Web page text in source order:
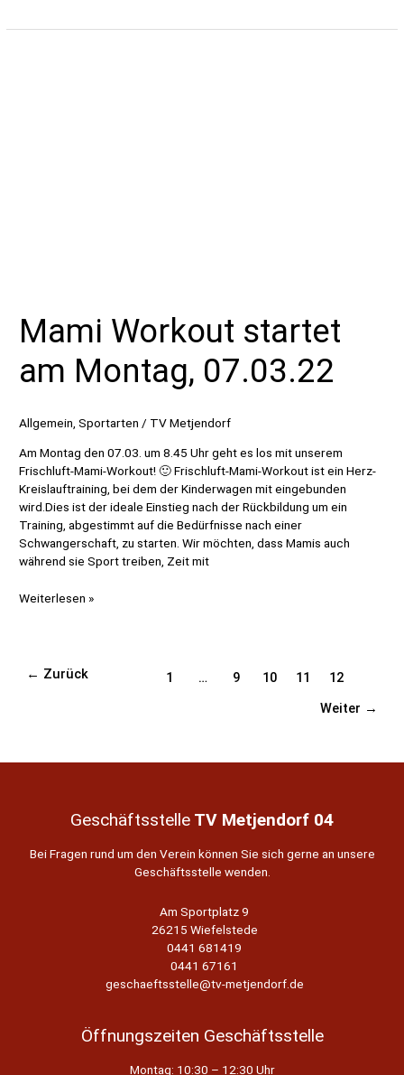
nach
Mami Workout startet
am Montag, 07.03.22
Allgemein ,Sportarten / TV Metjendorf
Am Montag den 07.03. um 8.45 Uhr geht es los mit unserem
Frischluft-Mami-Workout! 🙂 Frischluft-Mami-Workout ist ein Herz-
Kreislauftraining, bei dem der Kinderwagen mit eingebunden
wird.Dies ist der ideale Einstieg nach der Rückbildung um ein
Training, abgestimmt auf die Bedürfnisse nach einer
Schwangerschaft, zu starten. Wir möchten, dass Mamis auch
während sie Sport treiben, Zeit mit
Mami
Montag,
Weiterlesen »
Seitennummerierung
← Zurück 1 … 9 10 11
12
Weiter →
Geschäftsstelle TV Metjendorf 04
Bei Fragen rund um den Verein können Sie sich gerne an unsere
Geschäftsstelle wenden.
Am Sportplatz 9
26215 Wiefelstede
0441 681419
0441 67161
geschaeftsstelle@tv-metjendorf.de
Öffnungszeiten Geschäftsstelle
Montag: 10:30 – 12:30 Uhr